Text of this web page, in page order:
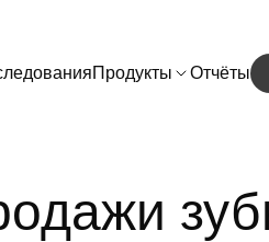
Продукты Отчёты